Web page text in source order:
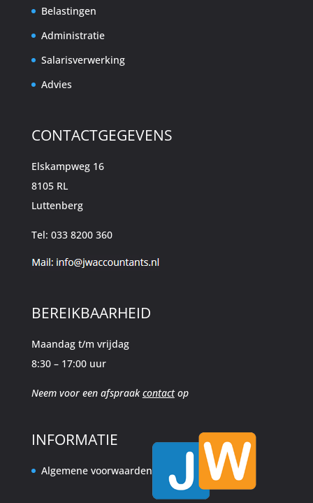
Belastingen
Administratie
Salarisverwerking
Advies
CONTACTGEGEVENS
Elskampweg 16
8105 RL
Luttenberg
Tel: 033 8200 360
BEREIKBAARHEID
Maandag t/m vrijdag
8:30 – 17:00 uur
Neem voor een afspraakcontactop
INFORMATIE
Algemene voorwaarden